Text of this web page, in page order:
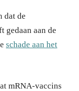
dat de
gedaan aan de
schade aan het
mRNA-vaccins